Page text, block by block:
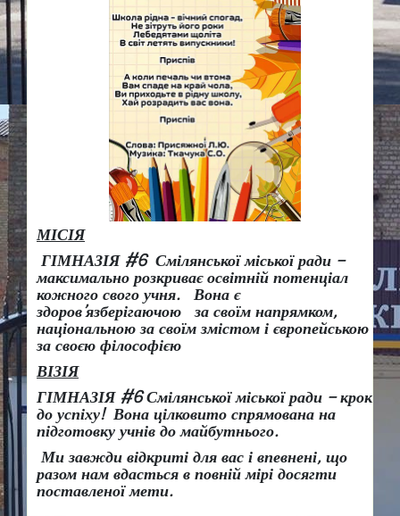
МІСІЯ
ГІМНАЗІЯ #6 Смілянської міської ради –
максимально розкриває освітній потенціал
кожного свого учня.
Вона є
здоров’язберігаючою за своїм напрямком,
національною за своїм змістом і європейською
за своєю філософією
ВІЗІЯ
ГІМНАЗІЯ #6 Смілянської міської ради – крок
до успіху! Вона цілковито спрямована на
підготовку учнів до майбутнього.
Ми завжди відкриті для вас і впевнені, що
разом нам вдасться в повній мірі досягти
поставленої мети.